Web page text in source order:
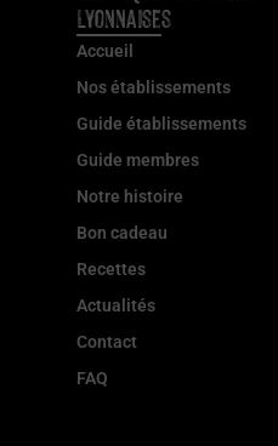
Lyonnaises
Accueil
Nos établissements
Guide établissements
Guide membres
Notre histoire
Bon cadeau
Recettes
Actualités
Contact
FAQ